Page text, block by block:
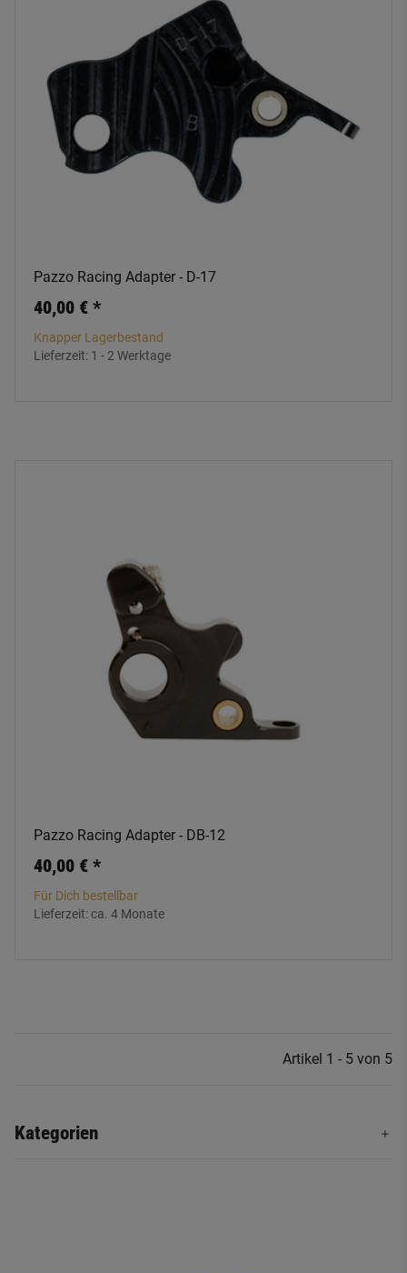
Pazzo Racing Adapter - D-17
40,00 € *
Knapper Lagerbestand
Lieferzeit: 1 - 2 Werktage
Pazzo Racing Adapter - DB-12
40,00 € *
Für Dich bestellbar
Lieferzeit:ca. 4 Monate
Artikel 1 - 5 von 5
Kategorien